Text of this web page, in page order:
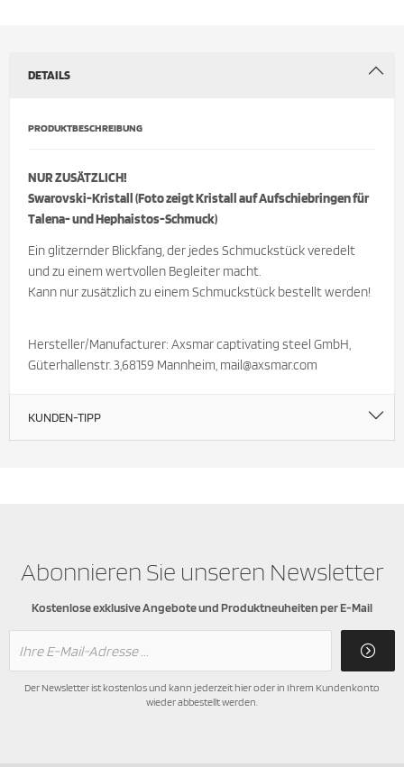
DETAILS
PRODUKTBESCHREIBUNG
NUR ZUSÄTZLICH!
Swarovski-Kristall (Foto zeigt Kristall auf Aufschiebringen für
Talena- und Hephaistos-Schmuck)
Ein glitzernder Blickfang, der jedes Schmuckstück veredelt
und zu einem wertvollen Begleiter macht.
Kann nur zusätzlich zu einem Schmuckstück bestellt werden!
Hersteller/Manufacturer: Axsmar captivating steel GmbH,
Güterhallenstr. 3,68159 Mannheim, mail@axsmar.com
KUNDEN-TIPP
Abonnieren Sie unseren Newsletter
Kostenlose exklusive Angebote und Produktneuheiten per E-Mail
Der Newsletter ist kostenlos und kann jederzeit hier oder in Ihrem Kundenkonto
wieder abbestellt werden.